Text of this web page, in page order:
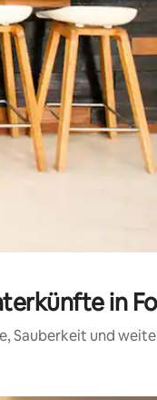
in
Sauberkeit und